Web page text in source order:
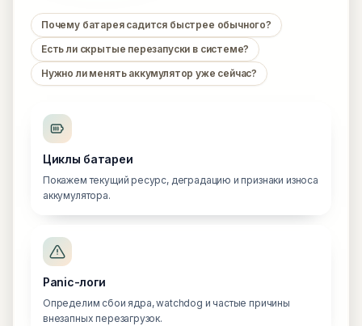
Почему батарея садится быстрее обычного?
Есть ли скрытые перезапуски в системе?
Нужно ли менять аккумулятор уже сейчас?
Циклы батареи
Покажем текущий ресурс, деградацию и признаки износа
аккумулятора.
Panic-логи
Определим сбои ядра, watchdog и частые причины
внезапных перезагрузок.